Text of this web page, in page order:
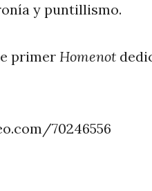
y puntillismo.
primer Homenot
70246556